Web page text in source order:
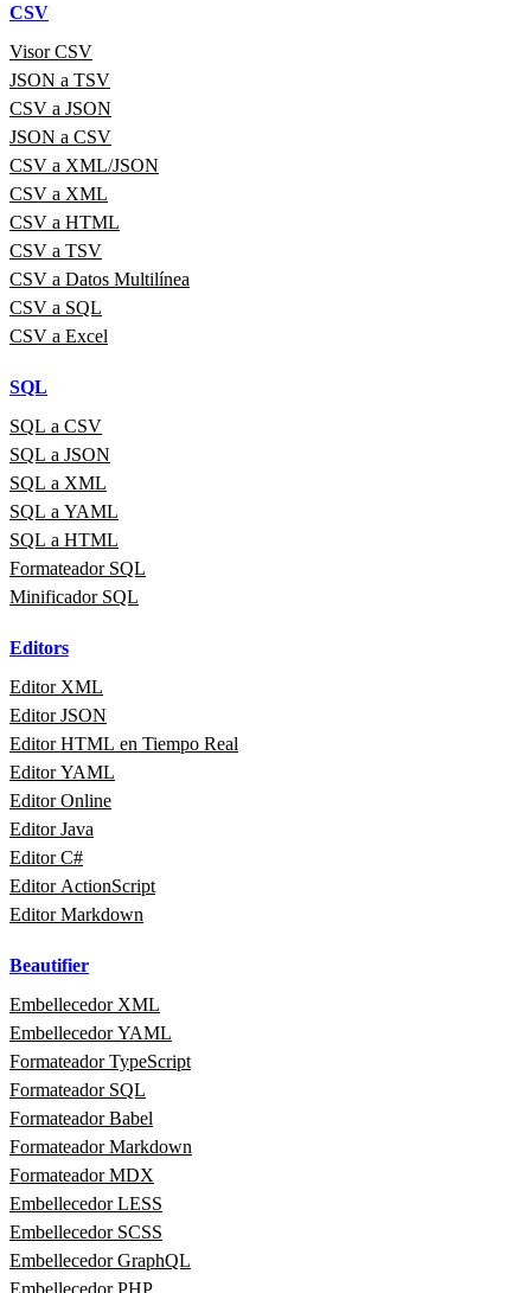
CSV
Visor CSV
JSON a TSV
CSV a JSON
JSON a CSV
CSV a XML/JSON
CSV a XML
CSV a HTML
CSV a TSV
CSV a Datos Multilínea
CSV a SQL
CSV a Excel
SQL
SQL a CSV
SQL a JSON
SQL a XML
SQL a YAML
SQL a HTML
Formateador SQL
Minificador SQL
Editors
Editor XML
Editor JSON
Editor HTML en Tiempo Real
Editor YAML
Editor Online
Editor Java
Editor C#
Editor ActionScript
Editor Markdown
Beautifier
Embellecedor XML
Embellecedor YAML
Formateador TypeScript
Formateador SQL
Formateador Babel
Formateador Markdown
Formateador MDX
Embellecedor LESS
Embellecedor SCSS
Embellecedor GraphQL
Embellecedor PHP